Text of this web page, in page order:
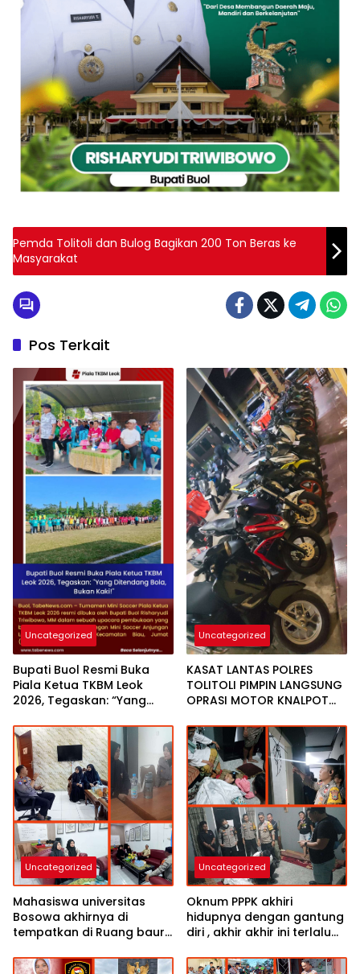
Pemda Tolitoli dan Bulog Bagikan 200 Ton Beras ke
Masyarakat
Pos Terkait
Uncategorized
Bupati Buol Resmi Buka
Piala Ketua TKBM Leok
2026, Tegaskan: “Yang
Kaki!”
Uncategorized
KASAT LANTAS POLRES
TOLITOLI PIMPIN LANGSUNG
OPRASI MOTOR KNALPOT
TIDUR NYAMAN DI MALAM
HARI
Uncategorized
Mahasiswa universitas
Bosowa akhirnya di
tempatkan di Ruang baur
Tolitoli siang ini
Uncategorized
Oknum PPPK akhiri
hidupnya dengan gantung
diri , akhir akhir ini terlalu
korban semasa hidup”